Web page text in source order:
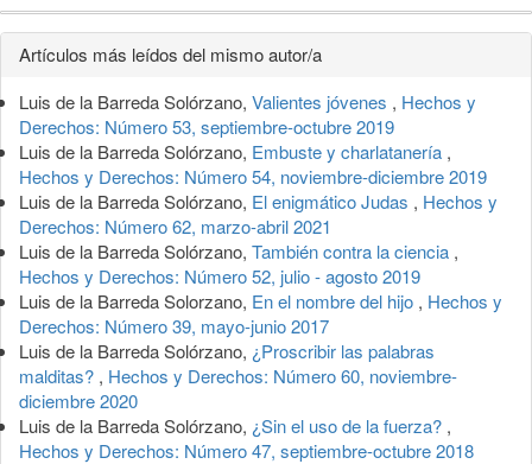
Detalles
del
artículo
Artículos más leídos del mismo autor/a
Luis de la Barreda Solórzano, Valientes jóvenes , Hechos y
Derechos: Número 53, septiembre-octubre 2019
Luis de la Barreda Solórzano, Embuste y charlatanería ,
Hechos y Derechos: Número 54, noviembre-diciembre 2019
Luis de la Barreda Solórzano, El enigmático Judas , Hechos y
Derechos: Número 62, marzo-abril 2021
Luis de la Barreda Solórzano, También contra la ciencia ,
Hechos y Derechos: Número 52, julio - agosto 2019
Luis de la Barreda Solorzano, En el nombre del hijo , Hechos y
Derechos: Número 39, mayo-junio 2017
Luis de la Barreda Solórzano, ¿Proscribir las palabras
malditas? , Hechos y Derechos: Número 60, noviembre-
diciembre 2020
Luis de la Barreda Solórzano, ¿Sin el uso de la fuerza? ,
Hechos y Derechos: Número 47, septiembre-octubre 2018